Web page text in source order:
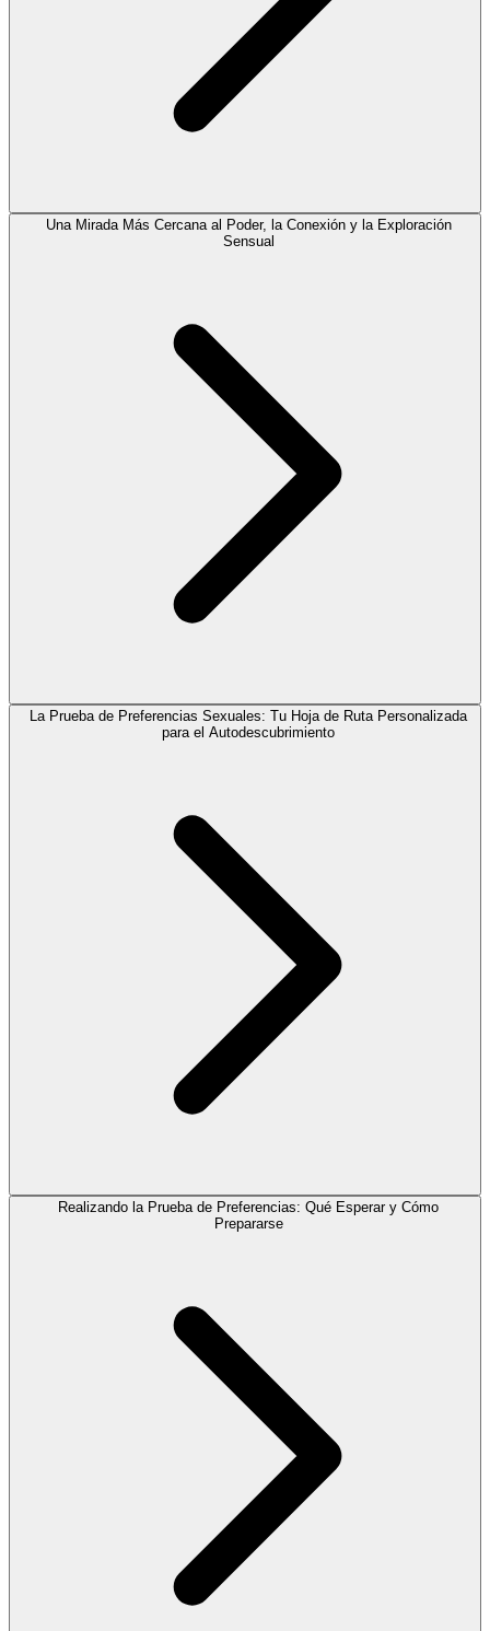
Una Mirada Más Cercana al Poder, la Conexión y la Exploración
Sensual
La Prueba de Preferencias Sexuales: Tu Hoja de Ruta Personalizada
para el Autodescubrimiento
Realizando la Prueba de Preferencias: Qué Esperar y Cómo
Prepararse